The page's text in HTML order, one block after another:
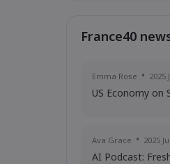
France40
Emma Rose 2025
US Economy
Ava Grace 2025
AI Podcast: